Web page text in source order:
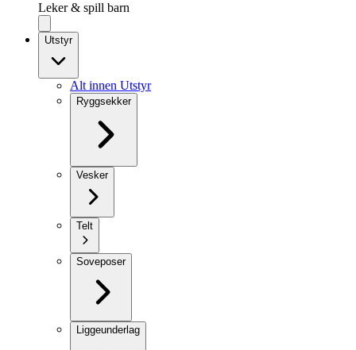
Leker & spill barn
Utstyr
Alt innen Utstyr
Ryggsekker
Vesker
Telt
Soveposer
Liggeunderlag